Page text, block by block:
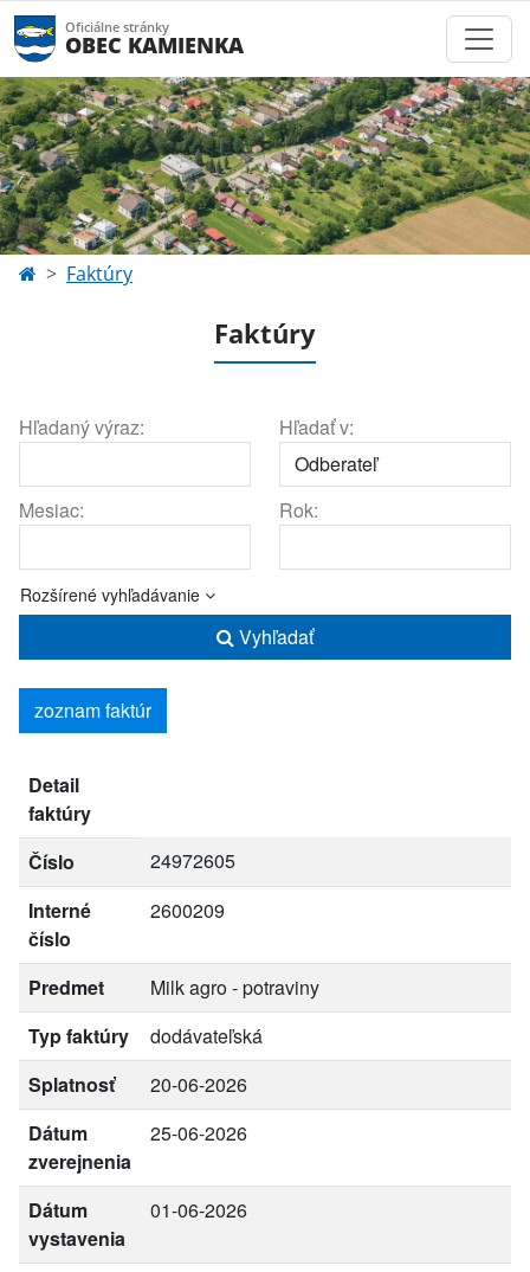
Oficiálne stránky
OBEC KAMIENKA
Faktúry
Faktúry
Hľadaný výraz: Hľadať v:
Mesiac: Rok:
Rozšírené vyhľadávanie
Vyhľadať
zoznam faktúr
Detail
faktúry
Číslo
24972605
Interné
číslo
2600209
Predmet
Milk agro - potraviny
Typ faktúry
dodávateľská
Splatnosť
20-06-2026
Dátum
zverejnenia
25-06-2026
Dátum
vystavenia
01-06-2026